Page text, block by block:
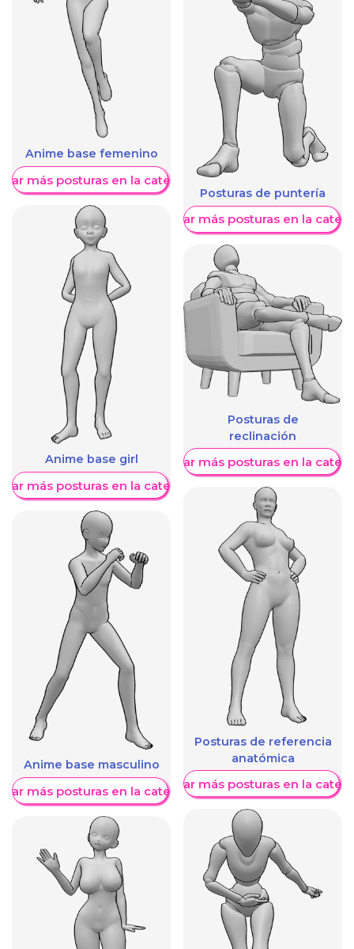
Anime base femenino
más posturas en la categoría
Anime base girl
más posturas en la categoría
Anime base masculino
más posturas en la categoría
Posturas de puntería
Mostrar más posturas en la
Posturas de
reclinación
Mostrar más posturas en la
Posturas de referencia
anatómica
Mostrar más posturas en la